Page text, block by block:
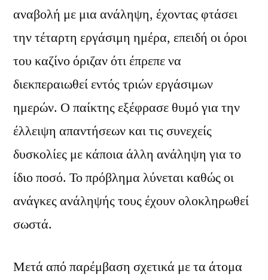
αναβολή με μια ανάληψη, έχοντας φτάσει
την τέταρτη εργάσιμη ημέρα, επειδή οι όροι
του καζίνο όριζαν ότι έπρεπε να
διεκπεραιωθεί εντός τριών εργάσιμων
ημερών. Ο παίκτης εξέφρασε θυμό για την
έλλειψη απαντήσεων και τις συνεχείς
δυσκολίες με κάποια άλλη ανάληψη για το
ίδιο ποσό. Το πρόβλημα λύνεται καθώς οι
ανάγκες ανάληψής τους έχουν ολοκληρωθεί
σωστά.
Μετά από παρέμβαση σχετικά με τα άτομα